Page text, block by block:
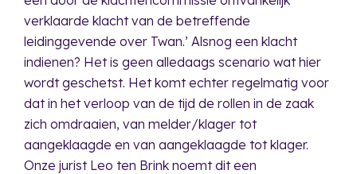
verklaarde klacht van de betreffende
leidinggevende over Twan.’ Alsnog een klacht
indienen? Het is geen alledaags scenario wat hier
wordt geschetst. Het komt echter regelmatig voor
dat in het verloop van de tijd de rollen in de zaak
zich omdraaien, van melder/klager tot
aangeklaagde en van aangeklaagde tot klager.
Onze jurist Leo ten Brink noemt dit een